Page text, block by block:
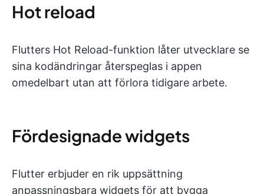
Hot reload
Flutters Hot Reload-funktion låter utvecklare se
sina kodändringar återspeglas i appen
omedelbart utan att förlora tidigare arbete.
Fördesignade widgets
Flutter erbjuder en rik uppsättning
anpassningsbara widgets för att bygga